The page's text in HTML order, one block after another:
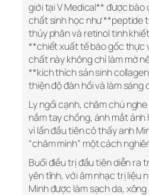
giới tại V Medical** được
chất sinh học như **peptide
thủy phân và retinol tinh
**chiết xuất tế bào gốc thực
chất này không chỉ làm mờ
**kích thích sản sinh
thiện độ đàn hồi và làm sáng
Ly ngồi cạnh, chăm chú
nắm tay chồng, ánh mắt ánh
vì lần đầu tiên cô thấy anh
“chăm mình” một cách
Buổi điều trị đầu tiên diễn ra
yên tĩnh, với âm nhạc trị liệu
Minh được làm sạch da, xông